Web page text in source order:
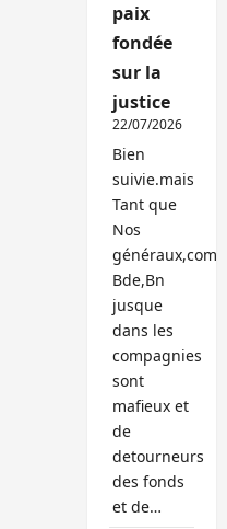
paix
fondée
sur la
justice
22/07/2026
Bien
suivie.mais
Tant que
Nos
généraux,com
Bde,Bn
jusque
dans les
compagnies
sont
mafieux et
de
detourneurs
des fonds
et de…